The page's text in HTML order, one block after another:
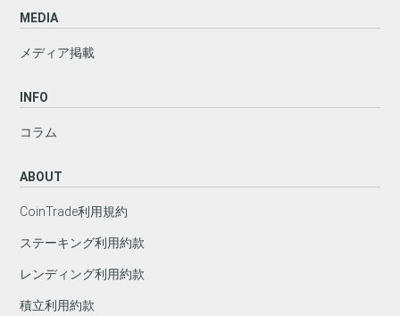
MEDIA
メディア掲載
INFO
コラム
ABOUT
CoinTrade利用規約
ステーキング利用約款
レンディング利用約款
積立利用約款